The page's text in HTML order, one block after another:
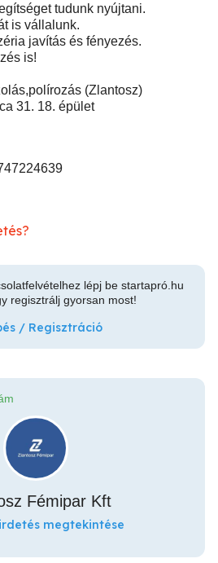
tudunk nyújtani.
is vállalunk.
javítás és fényezés.
is!
(Zlantosz)
31. 18. épület
lépj be startapró.hu
regisztrálj gyorsan most!
/ Regisztráció
Fémipar Kft
megtekintése